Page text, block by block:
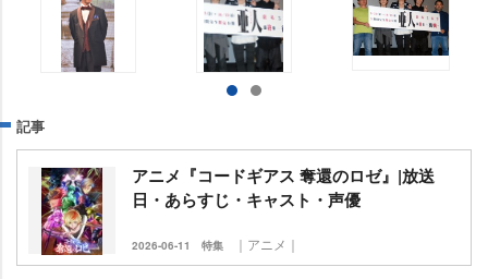
記事
アニメ『コードギアス 奪還のロゼ』|放送
日・あらすじ・キャスト・声優
2026-06-11 特集 ｜アニメ｜